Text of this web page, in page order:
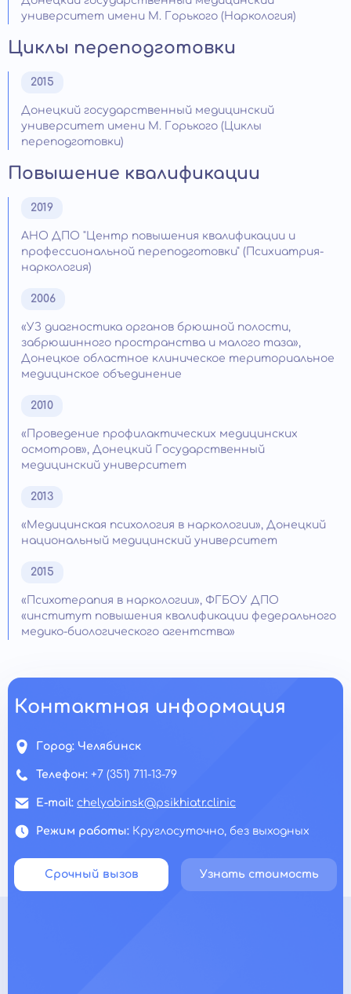
университет имени М. Горького (Наркология)
Циклы переподготовки
2015
Донецкий государственный медицинский
университет имени М. Горького (Циклы
переподготовки)
Повышение квалификации
2019
АНО ДПО "Центр повышения квалификации и
профессиональной переподготовки" (Психиатрия-
наркология)
2006
«УЗ диагностика органов брюшной полости,
забрюшинного пространства и малого таза»,
Донецкое областное клиническое териториальное
медицинское объединение
2010
«Проведение профилактических медицинских
осмотров», Донецкий Государственный
медицинский университет
2013
«Медицинская психология в наркологии», Донецкий
национальный медицинский университет
2015
«Психотерапия в наркологии», ФГБОУ ДПО
«институт повышения квалификации федерального
медико-биологического агентства»
Контактная информация
Город: Челябинск
Телефон: +7 (351) 711-13-79
E-mail: chelyabinsk@psikhiatr.clinic
Режим работы: Круглосуточно, без выходных
Срочный вызов Узнать стоимость